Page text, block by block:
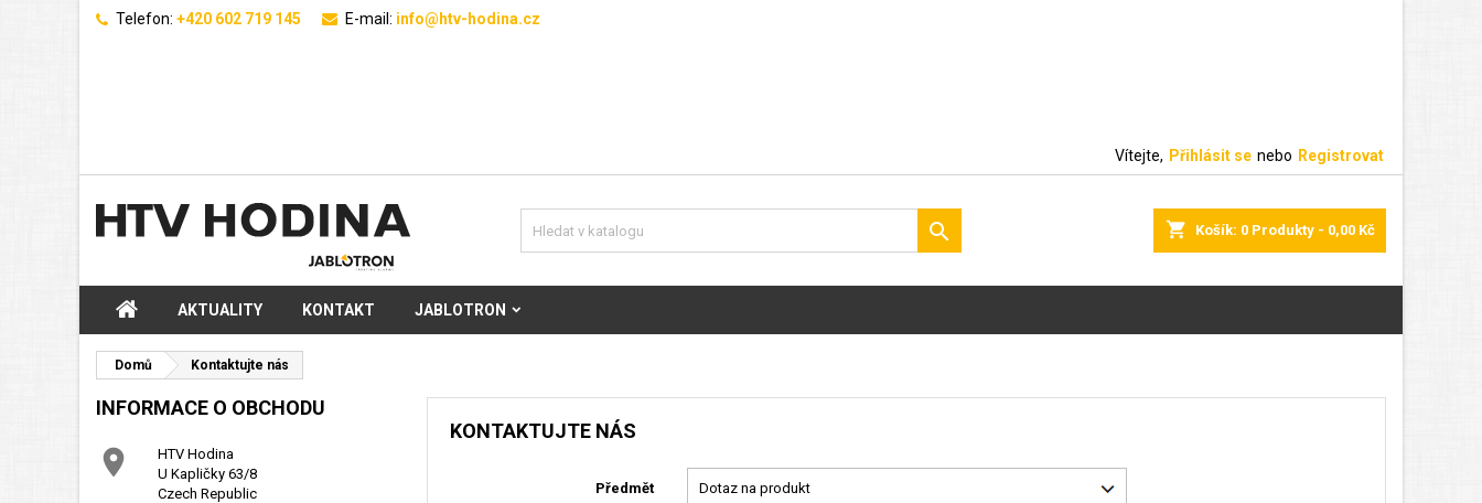
Telefon: +420 602 719 145 E-mail: info@htv-hodina.cz
Vítejte, Přihlásit se nebo Registrovat
shopping_cart Košík: 0 Produkty - 0,00 Kč

AKTUALITY KONTAKT JABLOTRON
Domů Kontaktujte nás
INFORMACE O OBCHODU

HTV Hodina
U Kapličky 63/8
Czech Republic
KONTAKTUJTE NÁS
Předmět